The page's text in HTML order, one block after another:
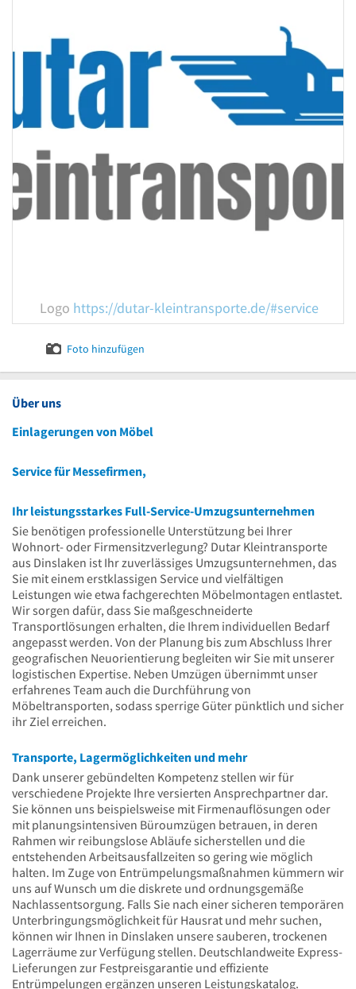
Logo https://dutar-kleintransporte.de/#service
Foto hinzufügen
Über uns
Einlagerungen von Möbel
Service für Messefirmen,
Ihr leistungsstarkes Full-Service-Umzugsunternehmen
Sie benötigen professionelle Unterstützung bei Ihrer
Wohnort- oder Firmensitzverlegung? Dutar Kleintransporte
aus Dinslaken ist Ihr zuverlässiges Umzugsunternehmen, das
Sie mit einem erstklassigen Service und vielfältigen
Leistungen wie etwa fachgerechten Möbelmontagen entlastet.
Wir sorgen dafür, dass Sie maßgeschneiderte
Transportlösungen erhalten, die Ihrem individuellen Bedarf
angepasst werden. Von der Planung bis zum Abschluss Ihrer
geografischen Neuorientierung begleiten wir Sie mit unserer
logistischen Expertise. Neben Umzügen übernimmt unser
erfahrenes Team auch die Durchführung von
Möbeltransporten, sodass sperrige Güter pünktlich und sicher
ihr Ziel erreichen.
Transporte, Lagermöglichkeiten und mehr
Dank unserer gebündelten Kompetenz stellen wir für
verschiedene Projekte Ihre versierten Ansprechpartner dar.
Sie können uns beispielsweise mit Firmenauflösungen oder
mit planungsintensiven Büroumzügen betrauen, in deren
Rahmen wir reibungslose Abläufe sicherstellen und die
entstehenden Arbeitsausfallzeiten so gering wie möglich
halten. Im Zuge von Entrümpelungsmaßnahmen kümmern wir
uns auf Wunsch um die diskrete und ordnungsgemäße
Nachlassentsorgung. Falls Sie nach einer sicheren temporären
Unterbringungsmöglichkeit für Hausrat und mehr suchen,
können wir Ihnen in Dinslaken unsere sauberen, trockenen
Lagerräume zur Verfügung stellen. Deutschlandweite Express-
Lieferungen zur Festpreisgarantie und effiziente
Entrümpelungen ergänzen unseren Leistungskatalog.